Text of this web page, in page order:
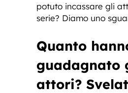
potuto incassare gli
serie? Diamo uno
Quanto
guadagnato
attori?